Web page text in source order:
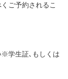
ご予約されるこ
学生証､もしくは